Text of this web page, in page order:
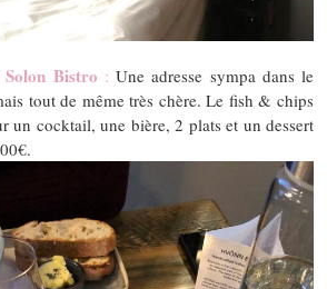
Bistro : Une adresse sympa dans le
tout de même très chère. Le fish & chips
un cocktail, une bière, 2 plats et un dessert